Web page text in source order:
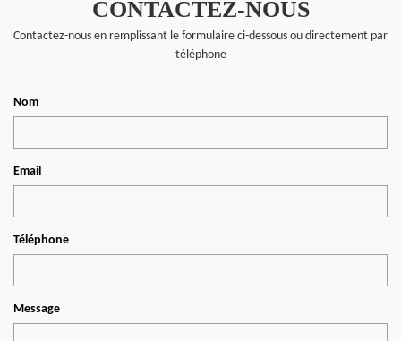
CONTACTEZ-NOUS
Contactez-nous en remplissant le formulaire ci-dessous ou directement par
téléphone
Nom
Email
Téléphone
Message